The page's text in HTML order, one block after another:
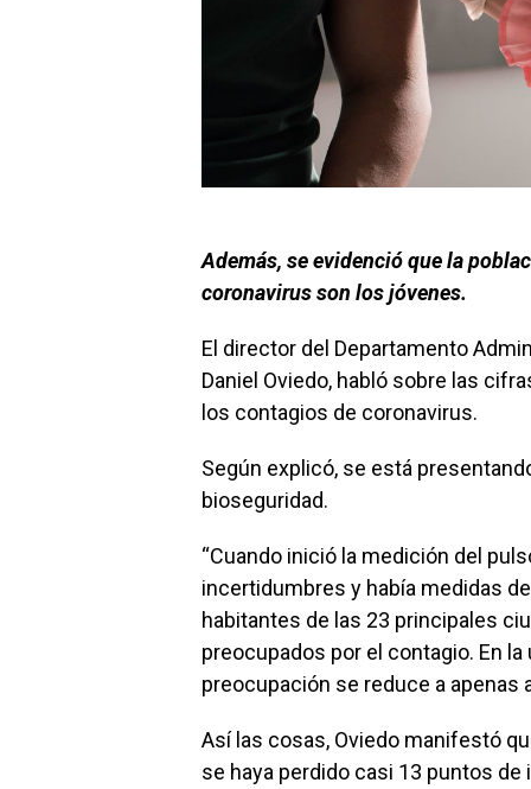
Además, se evidenció que la
coronavirus son los jóvenes.
El director del Departamento
Daniel Oviedo, habló sobre las
los contagios de coronavirus.
Según explicó, se está
bioseguridad.
“Cuando inició la medición del
incertidumbres y había medidas
habitantes de las 23 principales
preocupados por el contagio. En
preocupación se reduce a apenas
Así las cosas, Oviedo manifestó
se haya perdido casi 13 puntos de